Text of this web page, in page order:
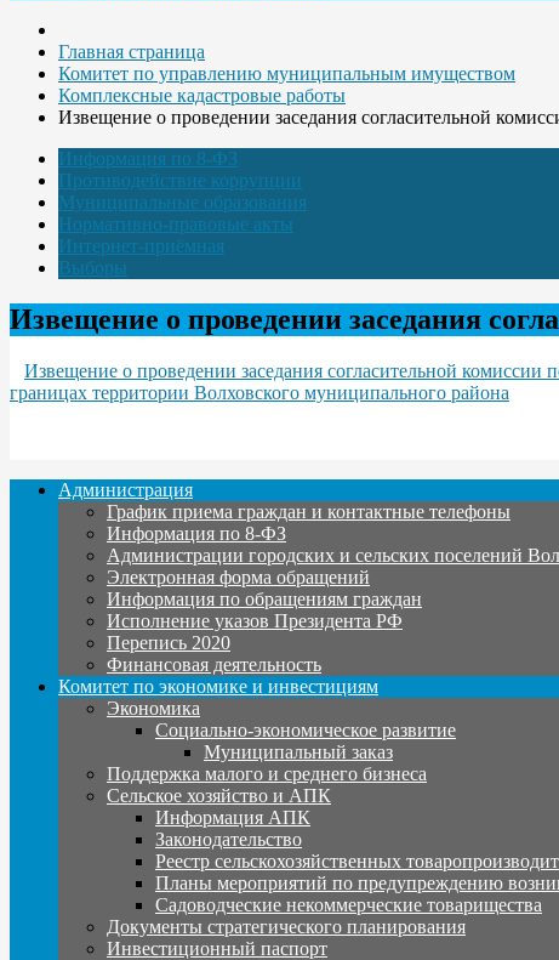
Главная страница
Комитет по управлению муниципальным имуществом
Комплексные кадастровые работы
Извещение о проведении заседания согласительной
Информация по 8-ФЗ
Противодействие коррупции
Муниципальные образования
Нормативно-правовые акты
Интернет-приёмная
Выборы
Извещение о проведении заседания
Извещение о проведении заседания согласительной
границах территории Волховского муниципального района
Администрация
График приема граждан и контактные телефоны
Информация по 8-ФЗ
Администрации городских и сельских поселений
Электронная форма обращений
Информация по обращениям граждан
Исполнение указов Президента РФ
Перепись 2020
Финансовая деятельность
Комитет по экономике и инвестициям
Экономика
Социально-экономическое развитие
Муниципальный заказ
Поддержка малого и среднего бизнеса
Сельское хозяйство и АПК
Информация АПК
Законодательство
Реестр сельскохозяйственных
Планы мероприятий по предупреждению
Садоводческие некоммерческие товарищества
Документы стратегического планирования
Инвестиционный паспорт